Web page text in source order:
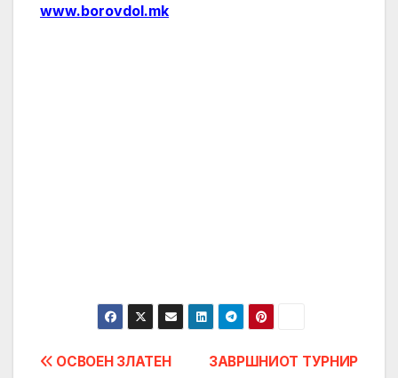
www.borovdol.mk
Post
ЗАВРШНИОТ ТУРНИР
ОСВОЕН ЗЛАТЕН